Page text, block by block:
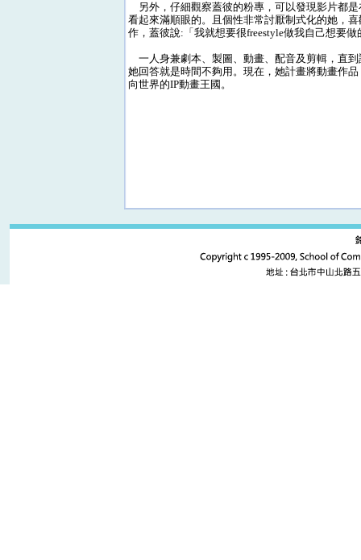
另外，仔細觀察蓋彼的粉專，可以發現影片都
看起來滿順眼的。且個性非常討厭制式化的她，
作，蓋彼說:「我就想要很freestyle做我自己想要做
一人身兼劇本、製圖、動畫、配音及剪輯，直
她回答就是時間不夠用。現在，她計畫將動畫作
向世界的IP動畫王國。